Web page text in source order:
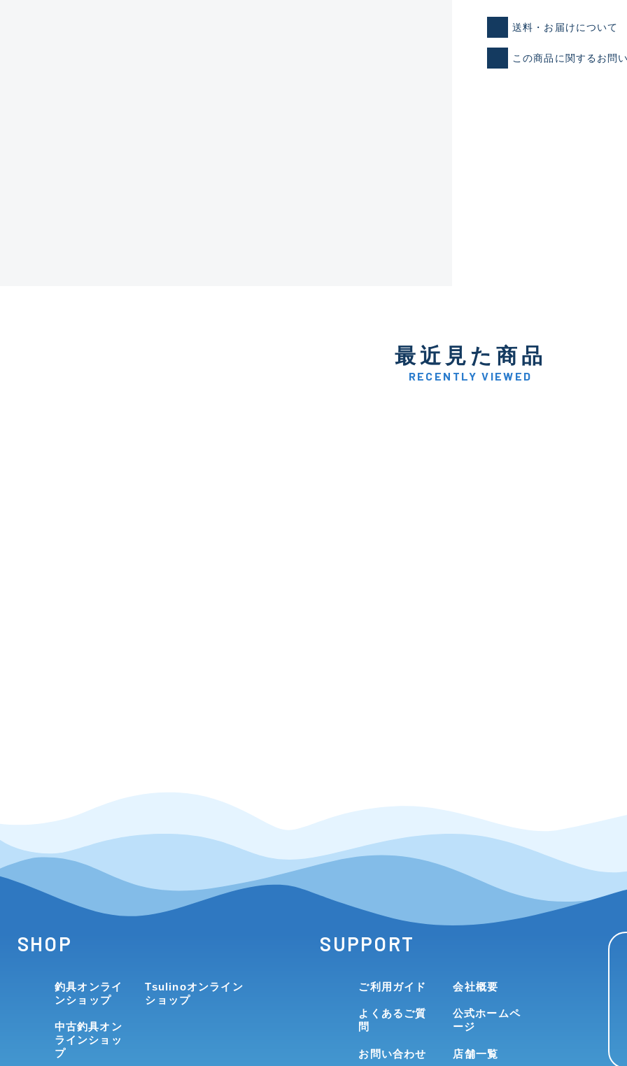
新古品（メーカー問屋から
C-
かなり使用感があり、全体
い品
送料・お届けについて
この商品に関するお問
最近見た商品
RECENTLY VIEWED
SHOP
釣具オンライ
ンショップ
中古釣具オン
ラインショッ
プ
Tsulinoオンライン
ショップ
SUPPORT
ご利用ガイド
よくあるご質
問
お問い合わせ
会社概要
公式ホームペ
ージ
店舗一覧